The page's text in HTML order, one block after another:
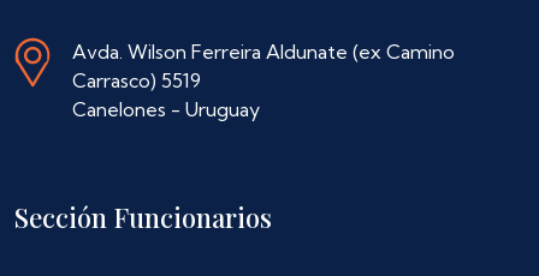
Avda. Wilson Ferreira Aldunate (ex Camino
Carrasco) 5519
Canelones - Uruguay
Sección Funcionarios